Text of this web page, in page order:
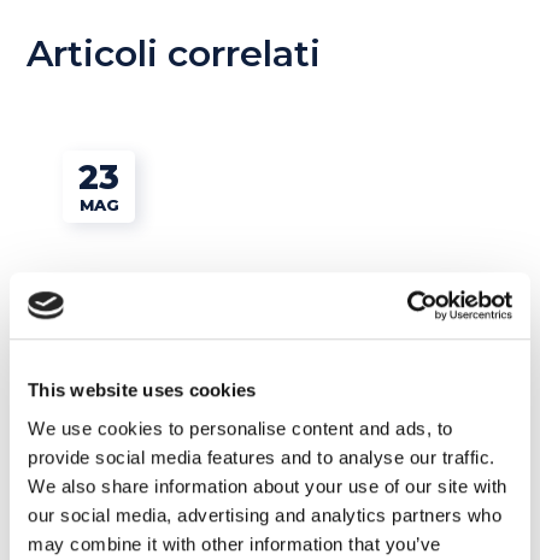
This website uses cookies
We use cookies to personalise content and ads, to
provide social media features and to analyse our traffic.
We also share information about your use of our site with
our social media, advertising and analytics partners who
may combine it with other information that you’ve
Articoli correlati
23
MAG
Tips e Curiosità